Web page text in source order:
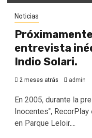
Noticias
Próximamente
entrevista
Indio Solari.
2 meses atrás admin
En 2005, durante la
Inocentes", RecorPlay
en Parque Leloir....